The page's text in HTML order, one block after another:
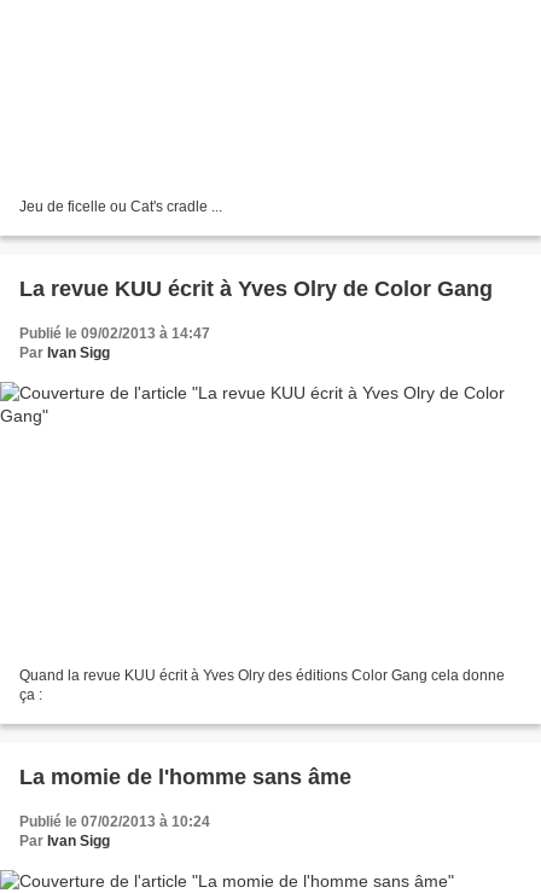
Jeu de ficelle ou Cat's cradle ...
La revue KUU écrit à Yves Olry de Color Gang
Publié le 09/02/2013 à 14:47
Par Ivan Sigg
Quand la revue KUU écrit à Yves Olry des éditions Color Gang cela donne
ça :
La momie de l'homme sans âme
Publié le 07/02/2013 à 10:24
Par Ivan Sigg